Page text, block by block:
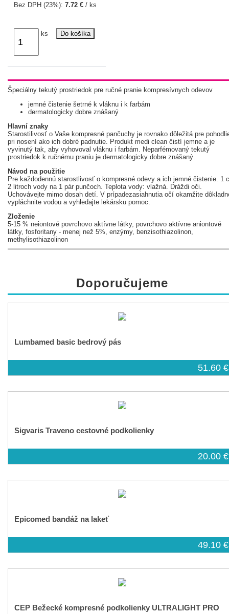
Bez DPH (23%): 7.72 € / ks
ks Do košíka
Špeciálny tekutý prostriedok pre ručné pranie kompresívnych odevov
jemné čistenie šetrné k vláknu i k farbám
dermatologicky dobre znášaný
Hlavní znaky
Starostilivosť o Vaše kompresné pančuchy je rovnako dôležitá pre
pri nosení ako ich dobré padnutie. Produkt medi clean čistí jemne a je
vyvinutý tak, aby vyhovoval vláknu i farbám. Neparfémovaný tekutý
prostriedok k ručnému praniu je dermatologicky dobre znášaný.
Návod na použitie
Pre každodennú starostlivosť o kompresné odevy a ich jemné čistenie. 1
2 litroch vody na 1 pár punčoch. Teplota vody: vlažná. Dráždi oči.
Uchovávejte mimo dosah detí. V prípadezasiahnutia očí okamžite
vypláchnite vodou a vyhledajte lekársku pomoc.
Zloženie
5-15 % neiontové povrchovo aktívne látky, povrchovo aktívne aniontové
látky, fosforitany - menej než 5%, enzýmy, benzisothiazolinon,
methylisothiazolinon
Doporučujeme
Lumbamed basic bedrový pás
51.60 €
Sigvaris Traveno cestovné podkolienky
20.00 €
Epicomed bandáž na lakeť
49.10 €
CEP Bežecké kompresné podkolienky ULTRALIGHT PRO